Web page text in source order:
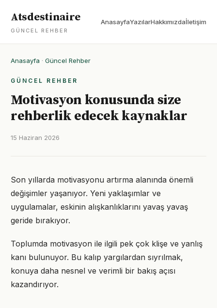
Atsdestinaire
GÜNCEL REHBER
AnasayfaYazılarHakkımızdaİletişim
Anasayfa · Güncel Rehber
GÜNCEL REHBER
Motivasyon konusunda size
rehberlik edecek kaynaklar
15 Haziran 2026
Son yıllarda motivasyonu artırma alanında önemli
değişimler yaşanıyor. Yeni yaklaşımlar ve
uygulamalar, eskinin alışkanlıklarını yavaş yavaş
geride bırakıyor.
Toplumda motivasyon ile ilgili pek çok klişe ve yanlış
kanı bulunuyor. Bu kalıp yargılardan sıyrılmak,
konuya daha nesnel ve verimli bir bakış açısı
kazandırıyor.